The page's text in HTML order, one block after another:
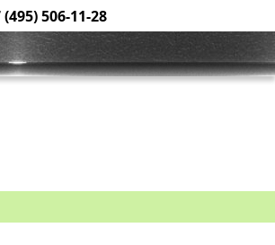
(495) 506-11-28